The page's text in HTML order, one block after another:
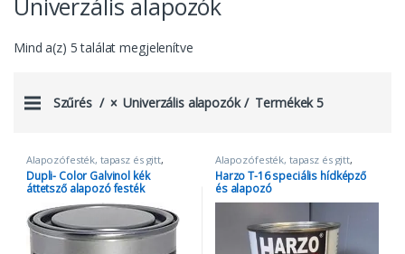
Mind a(z) 5 találat megjelenítve
Szűrés Univerzális alapozók Termékek 5
Alapozófesték, tapasz és gitt,
Univerzális alapozók
Dupli- Color Galvinol kék
áttetsző alapozó festék
Alapozófesték, tapasz és gitt,
Burkolási anyag,harzo,
Univerzális alapozók
Harzo T-16 speciális hídképző
és alapozó